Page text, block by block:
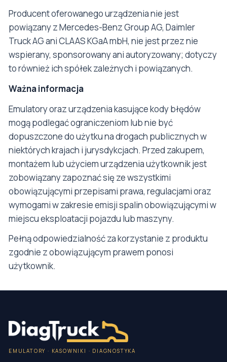
Producent oferowanego urządzenia nie jest
powiązany z Mercedes-Benz Group AG, Daimler
Truck AG ani CLAAS KGaA mbH, nie jest przez nie
wspierany, sponsorowany ani autoryzowany; dotyczy
to również ich spółek zależnych i powiązanych.
Ważna informacja
Emulatory oraz urządzenia kasujące kody błędów
mogą podlegać ograniczeniom lub nie być
dopuszczone do użytku na drogach publicznych w
niektórych krajach i jurysdykcjach. Przed zakupem,
montażem lub użyciem urządzenia użytkownik jest
zobowiązany zapoznać się ze wszystkimi
obowiązującymi przepisami prawa, regulacjami oraz
wymogami w zakresie emisji spalin obowiązującymi w
miejscu eksploatacji pojazdu lub maszyny.
Pełną odpowiedzialność za korzystanie z produktu
zgodnie z obowiązującym prawem ponosi
użytkownik.
EMULATORY · KASOWNIKI · DIAGNOSTYKA